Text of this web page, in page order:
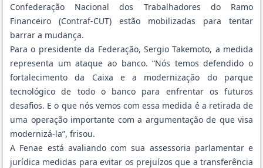
Confederação Nacional dos Trabalhadores do Ramo
Financeiro (Contraf-CUT) estão mobilizadas para tentar
barrar a mudança.
Para o presidente da Federação, Sergio Takemoto, a medida
representa um ataque ao banco. “Nós temos defendido o
fortalecimento da Caixa e a modernização do parque
tecnológico de todo o banco para enfrentar os futuros
desafios. E o que nós vemos com essa medida é a retirada de
uma operação importante com a argumentação de que visa
modernizá-la”, frisou.
A Fenae está avaliando com sua assessoria parlamentar e
jurídica medidas para evitar os prejuízos que a transferência